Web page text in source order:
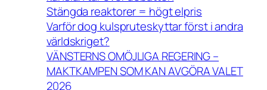
Stängda reaktorer = högt elpris
Varför dog kulspruteskyttar först i andra
världskriget?
VÄNSTERNS OMÖJLIGA REGERING –
MAKTKAMPEN SOM KAN AVGÖRA VALET
2026